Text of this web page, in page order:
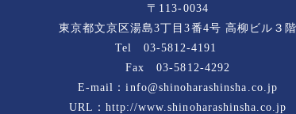
〒113-0034
東京都文京区湯島3丁目3番4号 高柳ビル３階
Tel 03-5812-4191
Fax 03-5812-4292
E-mail：info@shinoharashinsha.co.jp
URL：http://www.shinoharashinsha.co.jp